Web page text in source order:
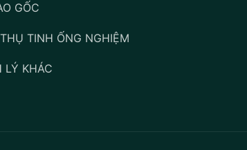
GỐC
TINH ỐNG NGHIỆM
LÝ KHÁC